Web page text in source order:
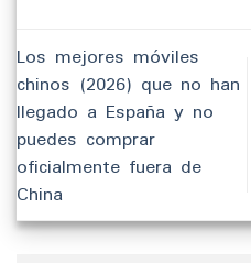
Los mejores móviles
chinos (2026) que no han
llegado a España y no
puedes comprar
oficialmente fuera de
China